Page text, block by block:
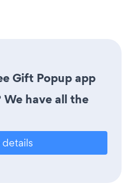
Gift Popup app
have all the
details